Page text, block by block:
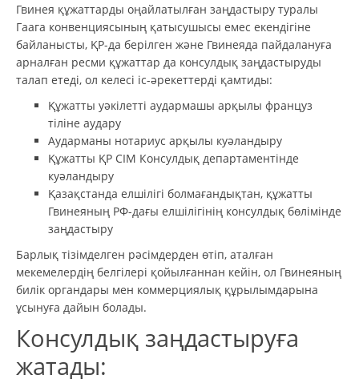
Гвинея құжаттарды оңайлатылған заңдастыру туралы
Гаага конвенциясының қатысушысы емес екендігіне
байланысты, ҚР-да берілген және Гвинеяда пайдалануға
арналған ресми құжаттар да консулдық заңдастыруды
талап етеді, ол келесі іс-әрекеттерді қамтиды:
Құжатты уәкілетті аудармашы арқылы француз
тіліне аудару
Аударманы нотариус арқылы куәландыру
Құжатты ҚР СІМ Консулдық департаментінде
куәландыру
Қазақстанда елшілігі болмағандықтан, құжатты
Гвинеяның РФ-дағы елшілігінің консулдық бөлімінде
заңдастыру
Барлық тізімделген рәсімдерден өтіп, аталған
мекемелердің белгілері қойылғаннан кейін, ол Гвинеяның
билік органдары мен коммерциялық құрылымдарына
ұсынуға дайын болады.
Консулдық заңдастыруға
жатады: